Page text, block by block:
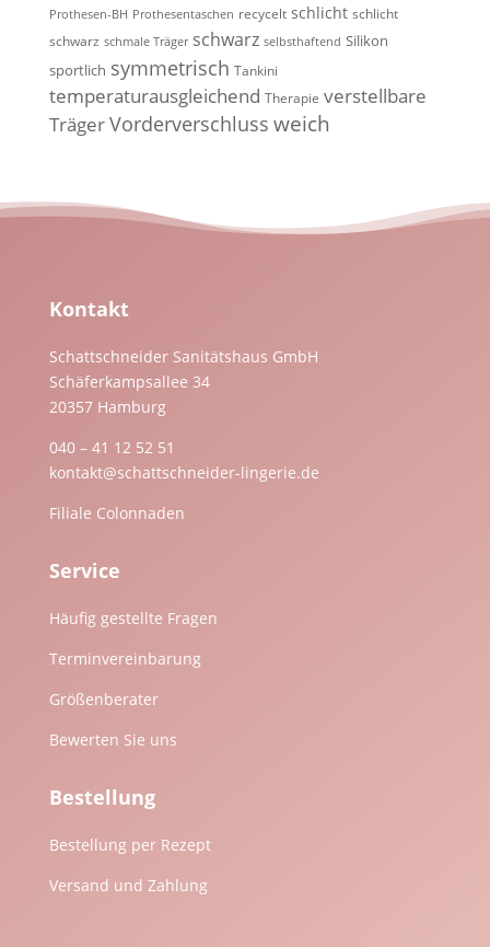
Prothesen-BH Prothesentaschen recycelt schlicht schlicht
schwarz schmale Träger schwarz selbsthaftend Silikon
sportlich symmetrisch Tankini
temperaturausgleichend Therapie verstellbare
TrägerVorderverschluss weich
Kontakt
Schattschneider Sanitätshaus GmbH
Schäferkampsallee 34
20357 Hamburg
040 – 41 12 52 51
kontakt@schattschneider-lingerie.de
Filiale Colonnaden
Service
Häufig gestellte Fragen
Terminvereinbarung
Größenberater
Bewerten Sie uns
Bestellung
Bestellung per Rezept
Versand und Zahlung